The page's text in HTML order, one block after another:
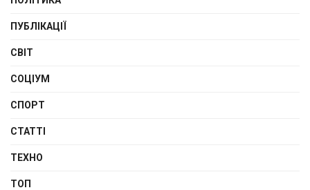
ПУБЛІКАЦІЇ
СВІТ
СОЦІУМ
СПОРТ
СТАТТІ
ТЕХНО
ТОП